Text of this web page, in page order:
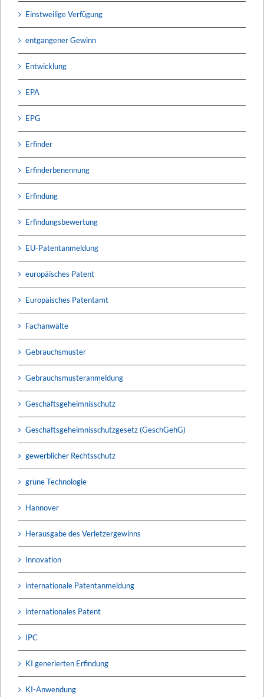
Einstweilige Verfügung
entgangener Gewinn
Entwicklung
EPA
EPG
Erfinder
Erfinderbenennung
Erfindung
Erfindungsbewertung
EU-Patentanmeldung
europäisches Patent
Europäisches Patentamt
Fachanwälte
Gebrauchsmuster
Gebrauchsmusteranmeldung
Geschäftsgeheimnisschutz
Geschäftsgeheimnisschutzgesetz (GeschGehG)
gewerblicher Rechtsschutz
grüne Technologie
Hannover
Herausgabe des Verletzergewinns
Innovation
internationale Patentanmeldung
internationales Patent
IPC
KI generierten Erfindung
KI-Anwendung